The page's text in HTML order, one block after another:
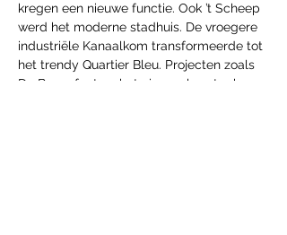
kregen een nieuwe functie. Ook ’t Scheep
werd het moderne stadhuis. De vroegere
industriële Kanaalkom transformeerde tot
het trendy Quartier Bleu. Projecten zoals
De Bonnefant en het nieuwe kunstgebouw